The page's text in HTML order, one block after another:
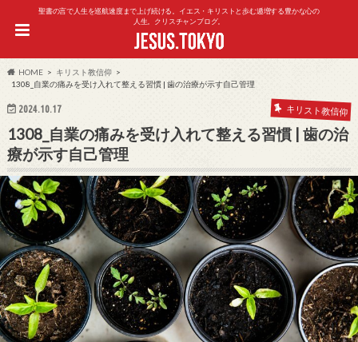
聖書の言で人生を巡航速度まで上げ続ける。イエス・キリストと歩む逓増する豊かな心の
人生。クリスチャンブログ。
HOME
キリスト教信仰
1308_自業の痛みを受け入れて整える習慣 | 歯の治療が示す自己管理
2024.10.17 キリスト教信仰
1308_自業の痛みを受け入れて整える習慣 | 歯の治
療が示す自己管理